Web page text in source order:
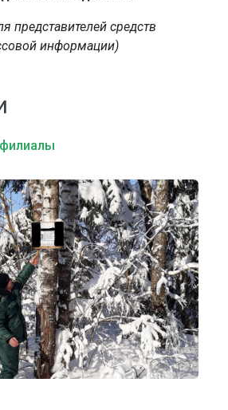
представителей средств
информации)